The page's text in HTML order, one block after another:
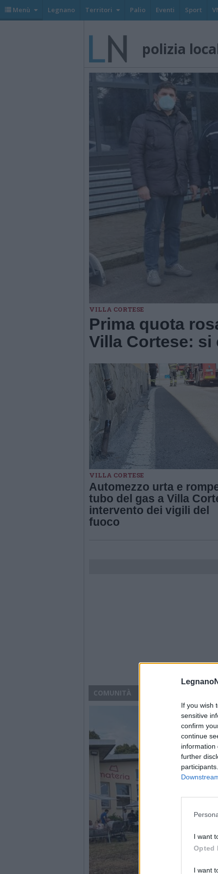
If you wish
sensitive
confirm
continue
information
further
I want
Opted
I want
Menù Legnano Territori Palio Eventi Sport
polizia
VILLA CORTESE
Prima quota
Villa Cortese: si
VILLA CORTESE
Automezzo urta e
tubo del gas a Villa
intervento dei vigili del
fuoco
COMUNITÀ